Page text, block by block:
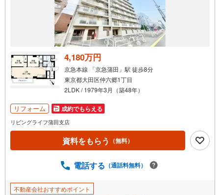
4,180万円
京急本線 「京急蒲田」駅 徒歩8分
東京都大田区仲六郷1丁目
2LDK / 1979年3月（築48年）
リフォーム 成約でもらえる
リビングライフ蒲田支店
資料をもらう （無料）
電話する （通話料無料）
不動産会社おすすめポイント